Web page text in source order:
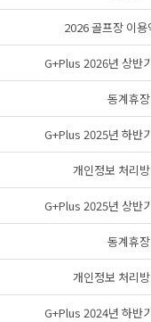
2026 골프장 이
G+Plus 2026년 상반
동계휴
G+Plus 2025년 하반
개인정보 처리
G+Plus 2025년 상반
동계휴
개인정보 처리
G+Plus 2024년 하반